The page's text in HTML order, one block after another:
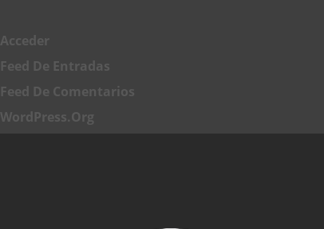
Acceder
Feed De Entradas
Feed De Comentarios
WordPress.org